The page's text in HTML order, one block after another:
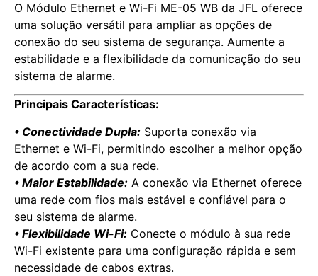
O Módulo Ethernet e Wi-Fi ME-05 WB da JFL oferece
uma solução versátil para ampliar as opções de
conexão do seu sistema de segurança. Aumente a
estabilidade e a flexibilidade da comunicação do seu
sistema de alarme.
Principais Características:
• Conectividade Dupla: Suporta conexão via
Ethernet e Wi-Fi, permitindo escolher a melhor opção
de acordo com a sua rede.
• Maior Estabilidade: A conexão via Ethernet oferece
uma rede com fios mais estável e confiável para o
seu sistema de alarme.
• Flexibilidade Wi-Fi: Conecte o módulo à sua rede
Wi-Fi existente para uma configuração rápida e sem
necessidade de cabos extras.